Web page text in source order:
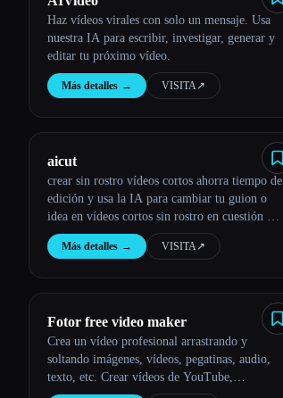
Haz vídeos virales con solo un mensaje. Usa
nuestra IA para escribir, investigar, generar y
editar tu próximo vídeo.
Más detalles → VISITA↗︎
aicut
crear sin rostro vídeos cortos ahorra tiempo de
edición y usa la IA para cambiar tu guion o
idea en vídeos cortos sin rostro en cuestión de
minutos
Más detalles → VISITA↗︎
Fotor free video maker
Crea un vídeo profesional arrastrando y
soltando imágenes, vídeos, pegatinas, audio,
texto, etc. Crear vídeos de YouTube,
Instagram Reels y TikToks nunca ha sido tan